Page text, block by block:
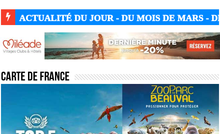
ACTUALITÉ DU JOUR - DU MOIS DE MARS -
Carte de France